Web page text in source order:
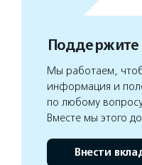
Мы работаем,
информация и
по любому
Вместе мы этого
Внести